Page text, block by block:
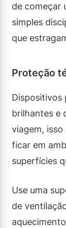
de começar
simples
que
Proteção
Dispositivos
brilhantes e
viagem,
ficar em
superfícies
Use uma
de